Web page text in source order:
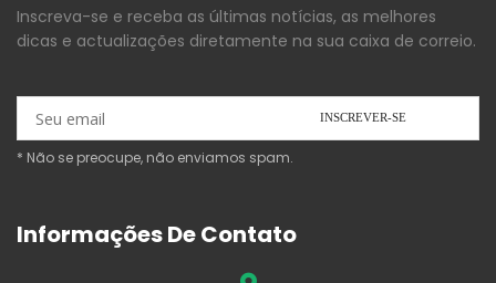
Inscreva-se e receba as últimas notícias, as melhores
dicas e actualizações diretamente na sua caixa de correio.
* Não se preocupe, não enviamos spam.
Informações De Contato